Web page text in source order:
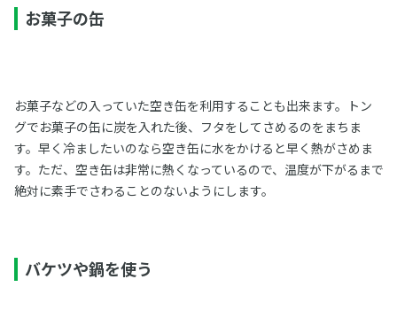
お菓子の缶
お菓子などの入っていた空き缶を利用することも出来ます。トン
グでお菓子の缶に炭を入れた後、フタをしてさめるのをまちま
す。早く冷ましたいのなら空き缶に水をかけると早く熱がさめま
す。ただ、空き缶は非常に熱くなっているので、温度が下がるまで
絶対に素手でさわることのないようにします。
バケツや鍋を使う